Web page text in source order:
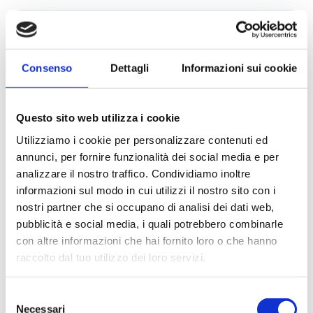
Consenso Dettagli Informazioni sui cookie
Questo sito web utilizza i cookie
Utilizziamo i cookie per personalizzare contenuti ed
annunci, per fornire funzionalità dei social media e per
analizzare il nostro traffico. Condividiamo inoltre
informazioni sul modo in cui utilizzi il nostro sito con i
nostri partner che si occupano di analisi dei dati web,
pubblicità e social media, i quali potrebbero combinarle
con altre informazioni che hai fornito loro o che hanno
raccolto dal tuo utilizzo dei loro servizi.
Necessari
Campania - Basilicata - Calabria
Sicilia - Sardegna
Sanpellegrino
Cialde Lavazza compatibili Nespresso®*
Confetture, miele, creme di cacao
Aceto
Olio
Pomodoro
Igiene e cura persona
Igiene e pulizia
Prodotti per animali
Carta ufficio e stampanti
Diffusori-Profumatori-Deodoranti-
Candele
INFORMATIVA SULLA PRIVACY
ACCONSENTO AL TRATTAMENTO DEI MIEI DATI
PERSONALI
Prima di inviare la richiesta ti invitiamo a consultare la
nostra privacy policy, che trovi allegata a questa
pagina.*
Inserisci la stringa alfanumerica per effettuare la validazione.